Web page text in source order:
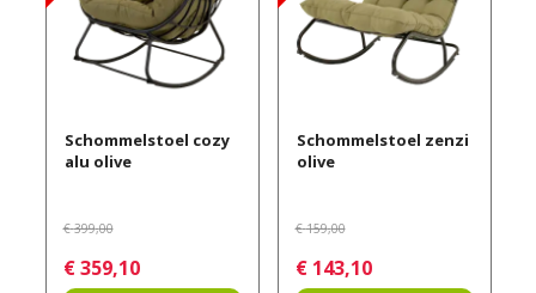
Schommelstoel cozy
alu olive
€ 399,00
€ 359,10
Schommelstoel zenzi
olive
€ 159,00
€ 143,10